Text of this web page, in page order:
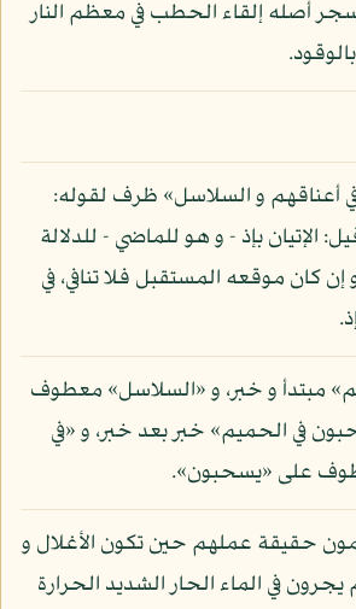
أصله إلقاء الحطب في معظم النار
في أعناقهم و السلاسل» ظرف لقوله:
بإذ - و هو للماضي - للدلالة
كان موقعه المستقبل فلا تنافي، في
مبتدأ و خبر، و «السلاسل» معطوف
في الحميم» خبر بعد خبر، و «في
على «يسحبون».
حقيقة عملهم حين تكون الأغلال و
في الماء الحار الشديد الحرارة